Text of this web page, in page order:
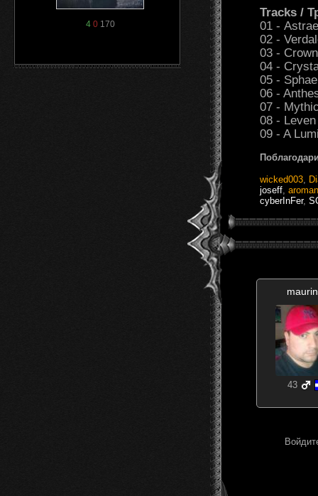
4 0170
Tracks /
01 -
02 -
03 -
04 -
05 -
06 -
07 -
08 - Leven
09 - A
wicked003
joseff
cyberInFer,
43